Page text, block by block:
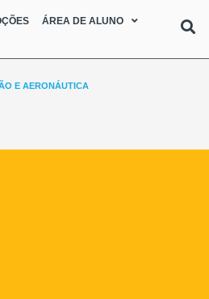
ÁREA DE ALUNO
E AERONÁUTICA